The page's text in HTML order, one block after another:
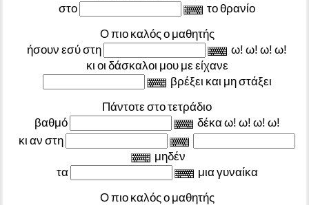
στο
τοθρανίο
Οπιο καλόςο μαθητής
ήσουν εσύστη ω! ω! ω! ω!
κι οι δάσκαλοι μου με είχανε
βρέξει και μηστάξει
Πάντοτε στοτετράδιο
βαθμό
δέκαω! ω! ω! ω!
κι αν στη
μηδέν
τα
μιαγυναίκα
Οπιο καλόςο μαθητής